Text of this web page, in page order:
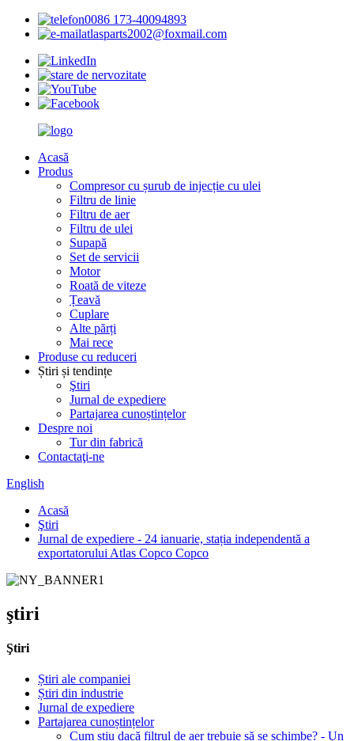
0086 173-40094893
atlasparts2002@foxmail.com
Acasă
Produs
Compresor cu șurub de injecție cu ulei
Filtru de linie
Filtru de aer
Filtru de ulei
Supapă
Set de servicii
Motor
Roată de viteze
Țeavă
Cuplare
Alte părți
Mai rece
Produse cu reduceri
Știri și tendințe
Ştiri
Jurnal de expediere
Partajarea cunoștințelor
Despre noi
Tur din fabrică
Contactaţi-ne
English
Acasă
Ştiri
Jurnal de expediere - 24 ianuarie, stația independentă a
exportatorului Atlas Copco Copco
ştiri
Ştiri
Știri ale companiei
Știri din industrie
Jurnal de expediere
Partajarea cunoștințelor
Cum știu dacă filtrul de aer trebuie să se schimbe? - Un